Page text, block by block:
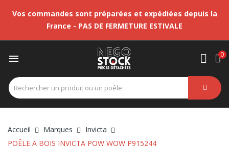
Vos commandes sont préparées et expédiées depuis la
France - PAS DE FERMETURE ESTIVALE
 0
Accueil Marques
Invicta
POÊLE A BOIS INVICTA POW WOW P915244